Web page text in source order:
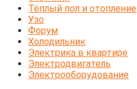
Тёплый пол и отопление
Узо
Форум
Холодильник
Электрика в квартире
Электродвигатель
Электрооборудование